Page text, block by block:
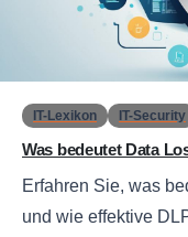
IT-Lexikon IT-Security
Was bedeutet Data
Erfahren Sie, was
und wie effektive